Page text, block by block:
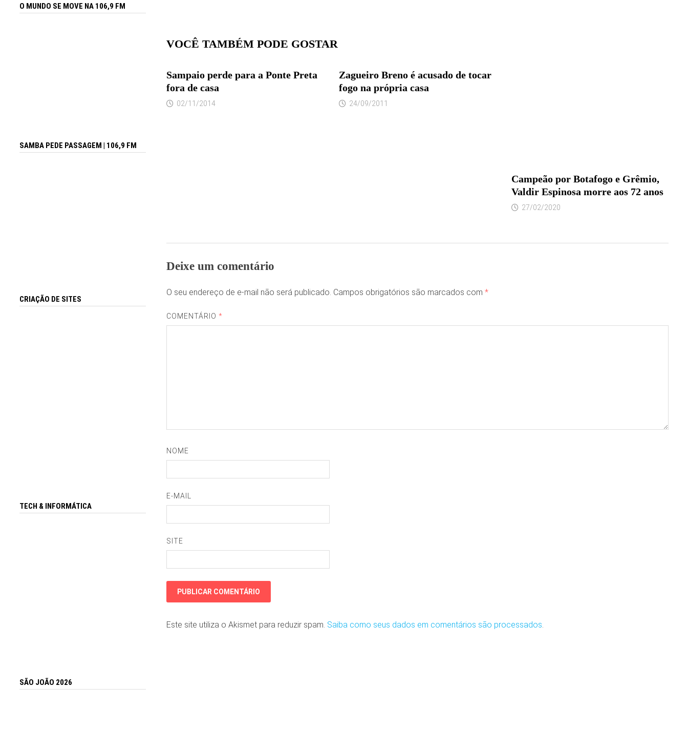
VOCÊ TAMBÉM PODE GOSTAR
Sampaio perde para a Ponte Preta
fora de casa
02/11/2014
Zagueiro Breno é acusado de tocar
fogo na própria casa
24/09/2011
Campeão por Botafogo e Grêmio,
Valdir Espinosa morre aos 72 anos
27/02/2020
Deixe um comentário
O seu endereço de e-mail não será publicado. Campos obrigatórios são marcados com *
COMENTÁRIO*
NOME
E-MAIL
SITE
Este site utiliza o Akismet para reduzir spam. Saiba como seus dados em comentários são processados.
O MUNDO SE MOVE NA 106,9 FM
SAMBA PEDE PASSAGEM | 106,9 FM
CRIAÇÃO DE SITES
TECH & INFORMÁTICA
SÃO JOÃO 2026